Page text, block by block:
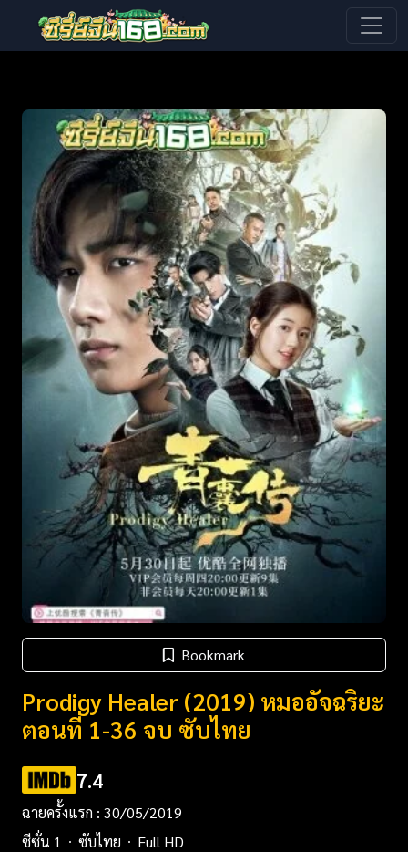
Bookmark
Prodigy Healer (2019) หมออัจฉริยะ
ตอนที่ 1-36 จบ ซับไทย
7.4
ฉายครั้งแรก : 30/05/2019
ซีซั่น 1
ซับไทย
Full HD